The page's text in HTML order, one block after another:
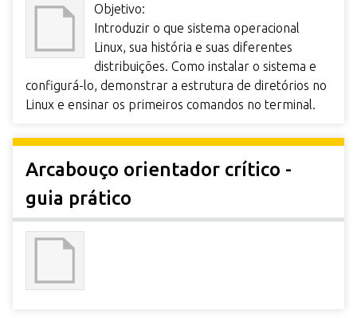
Objetivo:
Introduzir o que sistema operacional
Linux, sua história e suas diferentes
distribuições. Como instalar o sistema e
configurá-lo, demonstrar a estrutura de diretórios no
Linux e ensinar os primeiros comandos no terminal.
Arcabouço orientador crítico -
guia prático